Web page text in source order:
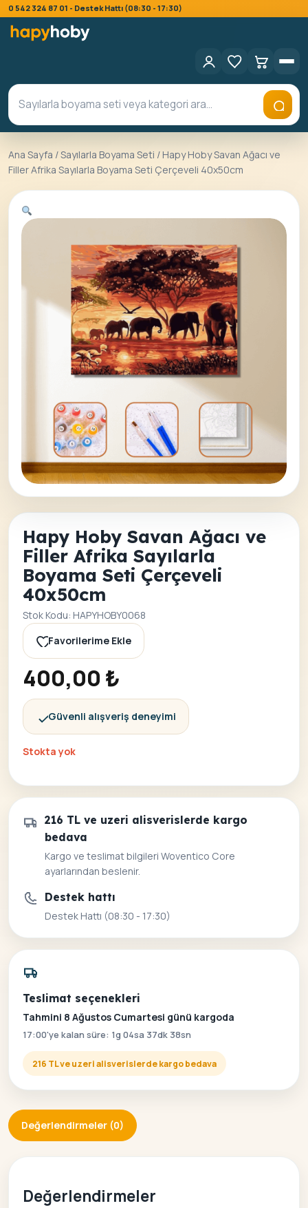
0 542 324 87 01 - Destek Hattı (08:30 - 17:30)
Ana Sayfa /Sayılarla Boyama Seti / Hapy Hoby Savan Ağacı ve
Filler Afrika Sayılarla Boyama Seti Çerçeveli 40x50cm
Hapy Hoby Savan Ağacı ve
Filler Afrika Sayılarla
Boyama Seti Çerçeveli
40x50cm
Stok Kodu: HAPYHOBY0068
Favorilerime Ekle
400,00 ₺
Güvenli alışveriş deneyimi
Stokta yok
216 TL ve uzeri alisverislerde kargo
bedava
Kargo ve teslimat bilgileri Woventico Core
ayarlarından beslenir.
Destek hattı
Destek Hattı (08:30 - 17:30)
Teslimat seçenekleri
Tahmini 8 Ağustos Cumartesi günü kargoda
17:00'ye kalan süre: 1g 04sa 37dk 38sn
216 TL ve uzeri alisverislerde kargo bedava
Değerlendirmeler (0)
Değerlendirmeler